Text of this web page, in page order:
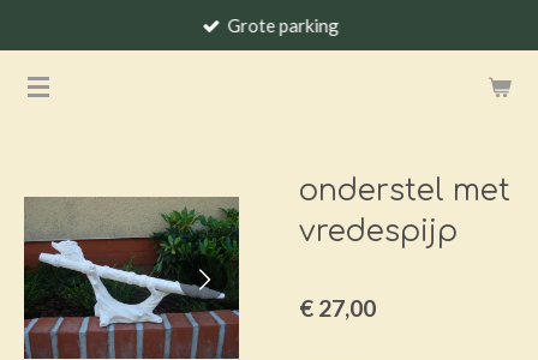
naar
Grote parking
onderstel met
vredespijp
€ 27,00